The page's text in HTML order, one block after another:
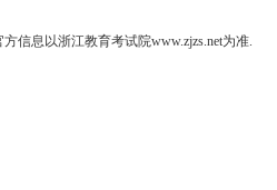
信息以浙江教育考试院www.zjzs.net为准.